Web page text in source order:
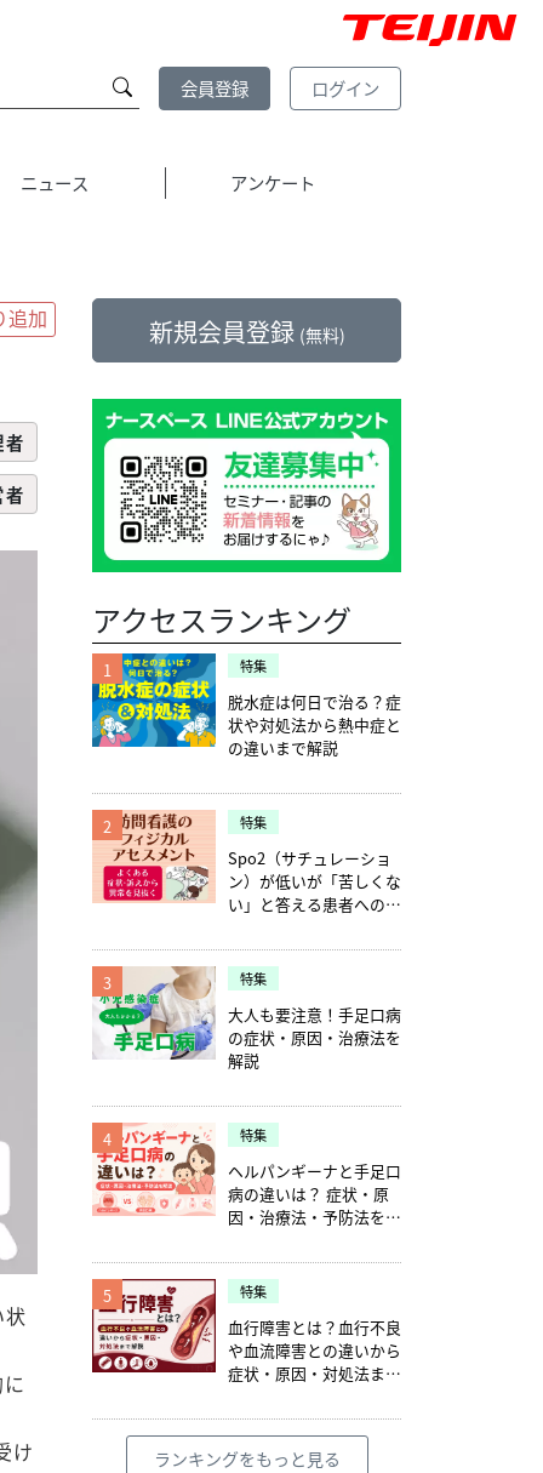
ログイン
会員登録
ニュース アンケート
者
者
け
新規会員登録 (無料)
アクセスランキング
1 特集
脱水症は何日で治る？症
状や対処法から熱中症と
の違いまで解説
2 特集
Spo2（サチュレーショ
ン）が低いが「苦しくな
い」と答える患者への確
3 特集
大人も要注意！手足口病
の症状・原因・治療法を
解説
4 特集
ヘルパンギーナと手足口
病の違いは？ 症状・原
因・治療法・予防法を解
5 特集
血行障害とは？血行不良
や血流障害との違いから
症状・原因・対処法まで
ランキングをもっと見る